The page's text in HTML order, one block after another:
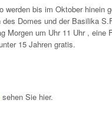
werden bis im Oktober hinein
des Domes und der Basilika
Morgen um Uhr 11 Uhr , eine
15 Jahren gratis.
sehen Sie hier.